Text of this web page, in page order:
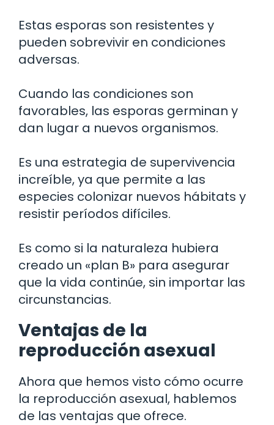
Estas esporas son resistentes y
pueden sobrevivir en condiciones
adversas.
Cuando las condiciones son
favorables, las esporas germinan y
dan lugar a nuevos organismos.
Es una estrategia de supervivencia
increíble, ya que permite a las
especies colonizar nuevos hábitats y
resistir períodos difíciles.
Es como si la naturaleza hubiera
creado un «plan B» para asegurar
que la vida continúe, sin importar las
circunstancias.
Ventajas de la
reproducción asexual
Ahora que hemos visto cómo ocurre
la reproducción asexual, hablemos
de las ventajas que ofrece.